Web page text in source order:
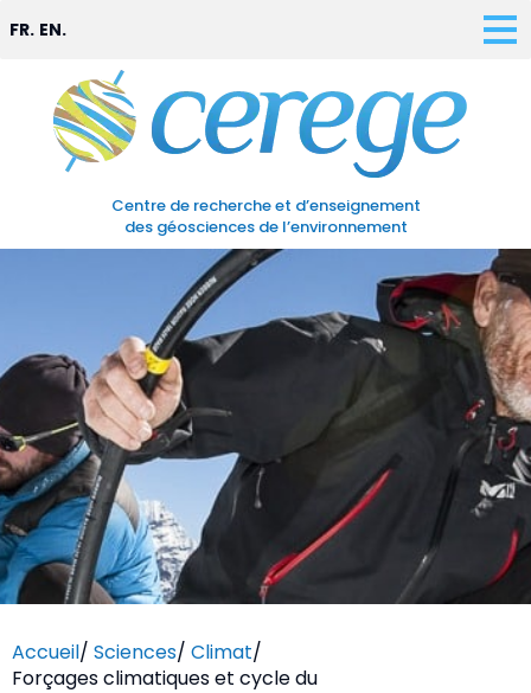
Centre de recherche et d’enseignement
des géosciences de l’environnement
FR. EN.
Accueil/ Sciences/ Climat/
Forçages climatiques et cycle du